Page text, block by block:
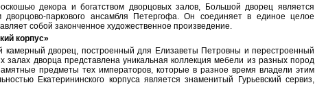
декора и богатством дворцовых залов, Большой дворец является
паркового ансамбля Петергофа. Он соединяет в единое целое
собой законченное художественное произведение.
корпус»
камерный дворец, построенный для Елизаветы Петровны и перестроенный
дворца представлена уникальная коллекция мебели из разных пород
предметы тех императоров, которые в разное время владели этим
Екатерининского корпуса является знаменитый Гурьевский сервиз,